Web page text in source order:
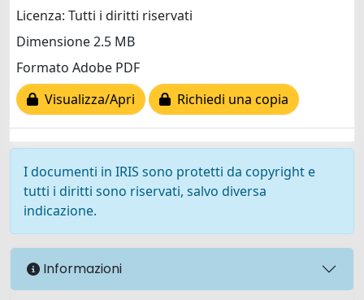
Licenza: Tutti i diritti riservati
Dimensione 2.5 MB
Formato Adobe PDF
Visualizza/Apri
Richiedi una copia
I documenti in IRIS sono protetti da copyright e
tutti i diritti sono riservati, salvo diversa
indicazione.
Informazioni